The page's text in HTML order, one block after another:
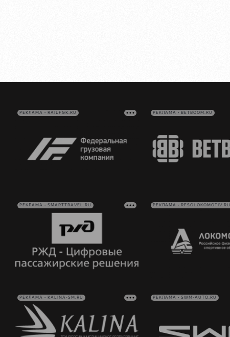
РЕКЛАМА • RAILFGK.RU РЕКЛАМА • BETBOOM.RU
РЕКЛАМА • SMARTTRAVEL.RU РЕКЛАМА • RFSOLOKOMOTIV.RU
РЕКЛАМА • KALINA-SM.RU РЕКЛАМА • SWM-AUTO.RU